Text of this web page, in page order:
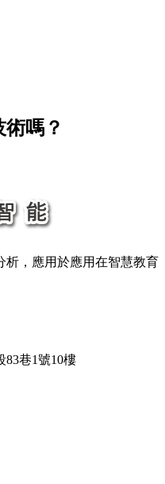
嗎？
析，應用於應用在智慧教育
83巷1號10樓